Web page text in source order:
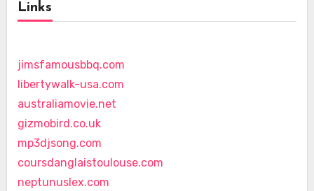
Links
jimsfamousbbq.com
libertywalk-usa.com
australiamovie.net
gizmobird.co.uk
mp3djsong.com
coursdanglaistoulouse.com
neptunuslex.com